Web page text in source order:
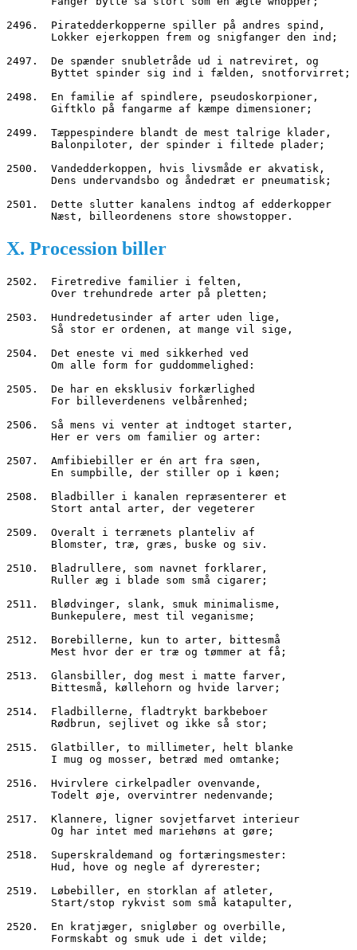
2496.  Piratedderkopperne spiller på andres spind,
       Lokker ejerkoppen frem og snigfanger den ind;
2497.  De spænder snubletråde ud i natreviret, og
       Byttet spinder sig ind i fælden, snotforvirret;
2498.  En familie af spindlere, pseudoskorpioner,
       Giftklo på fangarme af kæmpe dimensioner;
2499.  Tæppespindere blandt de mest talrige klader,
       Balonpiloter, der spinder i filtede plader;
2500.  Vandedderkoppen, hvis livsmåde er akvatisk,
       Dens undervandsbo og åndedræt er pneumatisk;
2501.  Dette slutter kanalens indtog af edderkopper
       Næst, billeordenens store showstopper.
X. Procession biller
2502.  Firetredive familier i felten,
       Over trehundrede arter på pletten;
2503.  Hundredetusinder af arter uden lige,
       Så stor er ordenen, at mange vil sige,
2504.  Det eneste vi med sikkerhed ved
       Om alle form for guddommelighed:
2505.  De har en eksklusiv forkærlighed
       For billeverdenens velbårenhed;
2506.  Så mens vi venter at indtoget starter,
       Her er vers om familier og arter:
2507.  Amfibiebiller er én art fra søen,
       En sumpbille, der stiller op i køen;
2508.  Bladbiller i kanalen repræsenterer et
       Stort antal arter, der vegeterer
2509.  Overalt i terrænets planteliv af
       Blomster, træ, græs, buske og siv.
2510.  Bladrullere, som navnet forklarer,
       Ruller æg i blade som små cigarer;
2511.  Blødvinger, slank, smuk minimalisme,
       Bunkepulere, mest til veganisme;
2512.  Borebillerne, kun to arter, bittesmå
       Mest hvor der er træ og tømmer at få;
2513.  Glansbiller, dog mest i matte farver,
       Bittesmå, køllehorn og hvide larver;
2514.  Fladbillerne, fladtrykt barkbeboer
       Rødbrun, sejlivet og ikke så stor;
2515.  Glatbiller, to millimeter, helt blanke
       I mug og mosser, betræd med omtanke;
2516.  Hvirvlere cirkelpadler ovenvande,
       Todelt øje, overvintrer nedenvande;
2517.  Klannere, ligner sovjetfarvet interieur
       Og har intet med mariehøns at gøre;
2518.  Superskraldemand og fortæringsmester:
       Hud, hove og negle af dyrerester;
2519.  Løbebiller, en storklan af atleter,
       Start/stop rykvist som små katapulter,
2520.  En kratjæger, snigløber og overbille,
       Formskabt og smuk ude i det vilde;